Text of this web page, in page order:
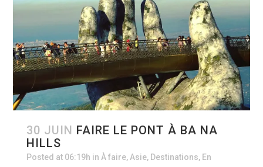
30 JUIN FAIRE LE PONT À BA NA
HILLS
Posted at 06:19h in À faire, Asie, Destinations, En